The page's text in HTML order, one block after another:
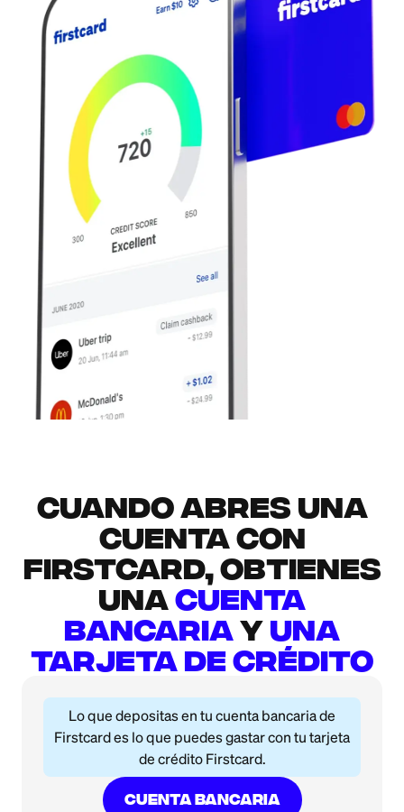
Cuando abres una
cuenta con
Firstcard, obtienes
una cuenta
bancaria y una
tarjeta de crédito
Lo que depositas en tu cuenta bancaria de
Firstcard es lo que puedes gastar con tu tarjeta
de crédito Firstcard.
Cuenta Bancaria